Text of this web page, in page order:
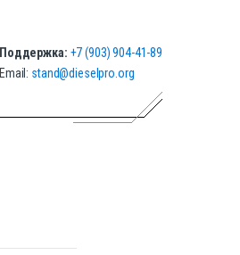
Поддержка: +7 (903) 904-41-89
Email: stand@dieselpro.org